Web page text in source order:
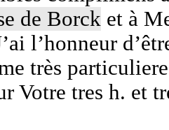
de Borck et à
l’honneur
très particuliere
Votre tres h. et